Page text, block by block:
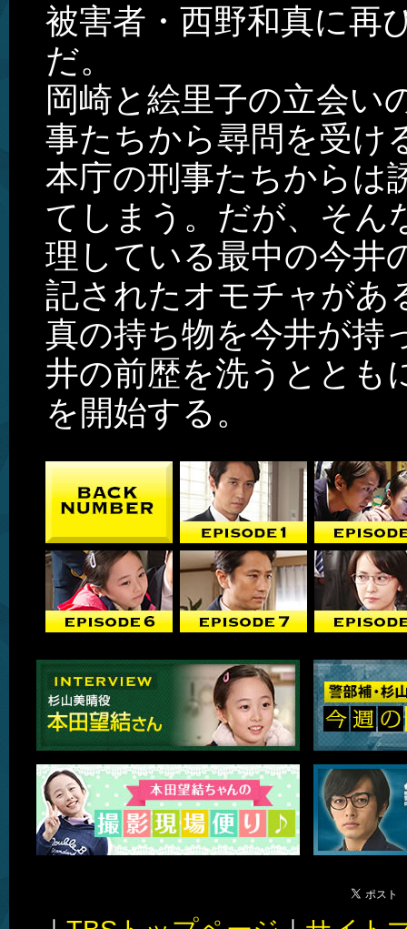
被害者・西野和真に再
だ。
岡崎と絵里子の立会い
事たちから尋問を受け
本庁の刑事たちからは
てしまう。だが、そん
理している最中の今井
記されたオモチャがあ
真の持ち物を今井が持
井の前歴を洗うととも
を開始する。